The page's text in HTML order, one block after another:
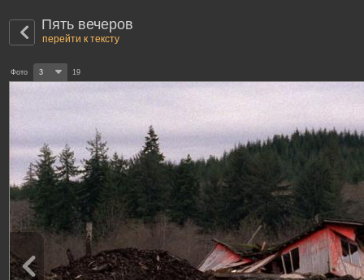
Пять вечеров
перейти к тексту
Фото 3 19